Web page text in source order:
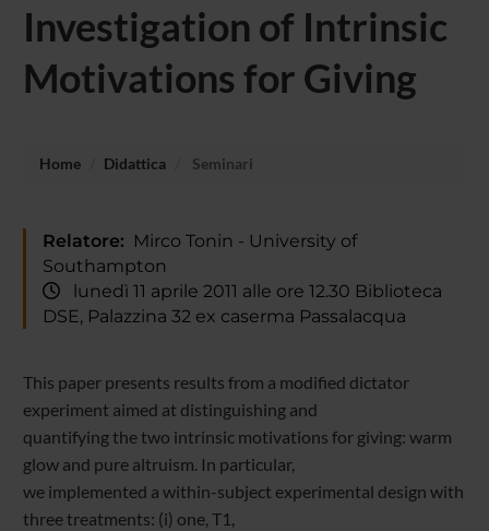
Investigation of Intrinsic
Motivations for Giving
Home Didattica Seminari
Relatore: Mirco Tonin - University of
Southampton
lunedì 11 aprile 2011 alle ore 12.30 Biblioteca
DSE, Palazzina 32 ex caserma Passalacqua
This paper presents results from a modified dictator
experiment aimed at distinguishing and
quantifying the two intrinsic motivations for giving: warm
glow and pure altruism. In particular,
we implemented a within-subject experimental design with
three treatments: (i) one, T1,